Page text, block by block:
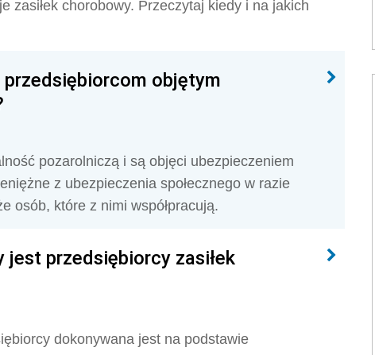
zasiłek chorobowy. Przeczytaj kiedy i na jakich
objętym
pozarolniczą i są objęci ubezpieczeniem
z ubezpieczenia społecznego w razie
osób, które z nimi współpracują.
jest przedsiębiorcy zasiłek
dokonywana jest na podstawie